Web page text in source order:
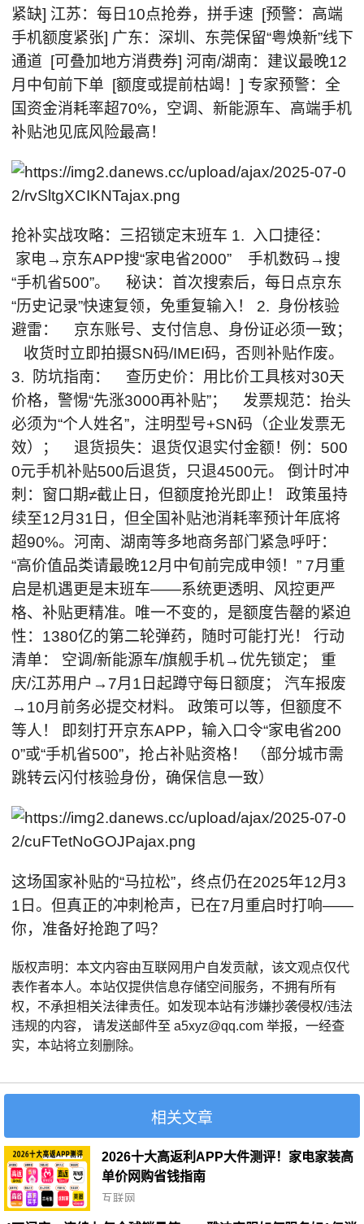
紧缺] 江苏：每日10点抢券，拼手速 [预警：高端
手机额度紧张] 广东：深圳、东莞保留“粤焕新”线下
通道 [可叠加地方消费券] 河南/湖南：建议最晚12
月中旬前下单 [额度或提前枯竭！] 专家预警：全
国资金消耗率超70%，空调、新能源车、高端手机
补贴池见底风险最高！
抢补实战攻略：三招锁定末班车 1. 入口捷径：
家电→京东APP搜“家电省2000” 手机数码→搜
“手机省500”。 秘诀：首次搜索后，每日点京东
“历史记录”快速复领，免重复输入！ 2. 身份核验
避雷： 京东账号、支付信息、身份证必须一致；
收货时立即拍摄SN码/IMEI码，否则补贴作废。
3. 防坑指南： 查历史价：用比价工具核对30天
价格，警惕“先涨3000再补贴”； 发票规范：抬头
必须为“个人姓名”，注明型号+SN码（企业发票无
效）； 退货损失：退货仅退实付金额！例：500
0元手机补贴500后退货，只退4500元。 倒计时冲
刺：窗口期≠截止日，但额度抢光即止！ 政策虽持
续至12月31日，但全国补贴池消耗率预计年底将
超90%。河南、湖南等多地商务部门紧急呼吁：
“高价值品类请最晚12月中旬前完成申领！” 7月重
启是机遇更是末班车——系统更透明、风控更严
格、补贴更精准。唯一不变的，是额度告罄的紧迫
性：1380亿的第二轮弹药，随时可能打光！ 行动
清单： 空调/新能源车/旗舰手机→优先锁定； 重
庆/江苏用户→7月1日起蹲守每日额度； 汽车报废
→10月前务必提交材料。 政策可以等，但额度不
等人！ 即刻打开京东APP，输入口令“家电省200
0”或“手机省500”，抢占补贴资格！ （部分城市需
跳转云闪付核验身份，确保信息一致）
这场国家补贴的“马拉松”，终点仍在2025年12月3
1日。但真正的冲刺枪声，已在7月重启时打响——
你，准备好抢跑了吗？
版权声明：本文内容由互联网用户自发贡献，该文观点仅代
表作者本人。本站仅提供信息存储空间服务，不拥有所有
权，不承担相关法律责任。如发现本站有涉嫌抄袭侵权/违法
违规的内容， 请发送邮件至 a5xyz@qq.com 举报，一经查
实，本站将立刻删除。
相关文章
2026十大高返利APP大件测评！家电家装高
单价网购省钱指南
互联网